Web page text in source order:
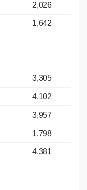
2,026
1,642
3,305
4,102
3,957
1,798
4,381